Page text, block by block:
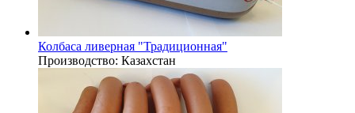
Колбаса ливерная "Традиционная"
Производство: Казахстан